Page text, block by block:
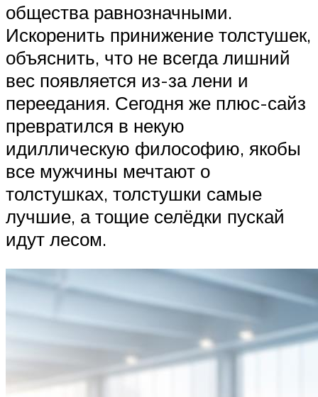
общества равнозначными.
Искоренить принижение толстушек,
объяснить, что не всегда лишний
вес появляется из-за лени и
переедания. Сегодня же плюс-сайз
превратился в некую
идиллическую философию, якобы
все мужчины мечтают о
толстушках, толстушки самые
лучшие, а тощие селёдки пускай
идут лесом.